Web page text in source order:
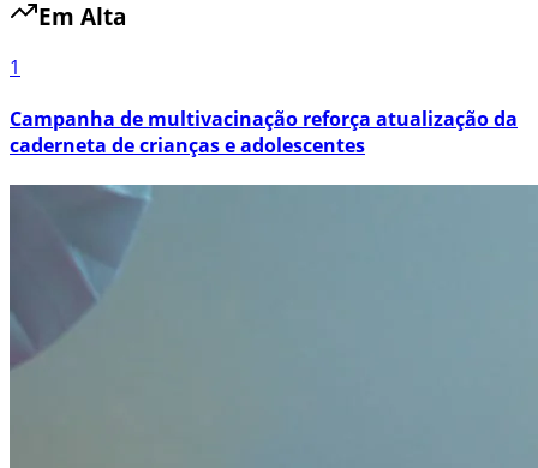
Em Alta
1
Campanha de multivacinação reforça atualização da
caderneta de crianças e adolescentes